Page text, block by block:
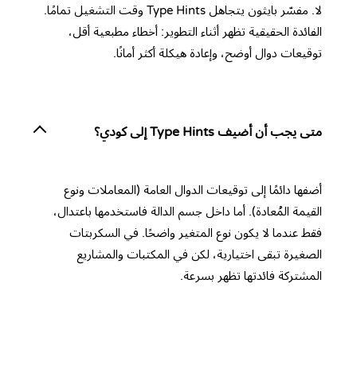
لا. مفسّر بايثون يتجاهل Type Hints وقت التشغيل تمامًا.
الفائدة الحقيقية تظهر أثناء التطوير: أخطاء مطبعية أقل،
توقيعات دوال أوضح، وإعادة هيكلة أكثر أمانًا.
متى يجب أن أضيف Type Hints إلى كودي؟
أضفها دائمًا إلى توقيعات الدوال العامة (المعاملات ونوع
القيمة المُعادة). أما داخل جسم الدالة فاستخدمها باعتدال،
فقط عندما لا يكون نوع المتغير واضحًا. في السكربتات
الصغيرة تبقى اختيارية، لكن في المكتبات والمشاريع
المشتركة فائدتها تظهر بسرعة.